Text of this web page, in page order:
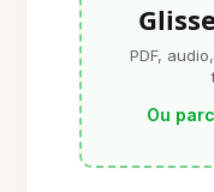
PDF,
Ou